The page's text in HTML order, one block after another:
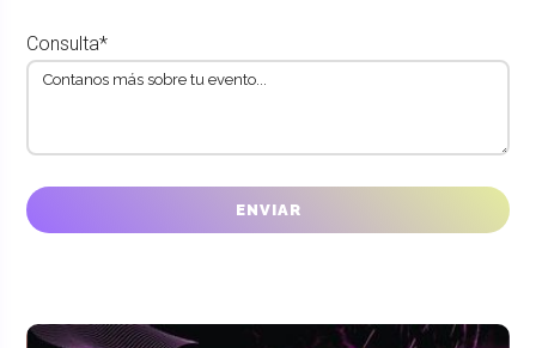
Consulta*